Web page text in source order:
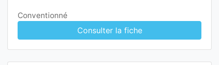
Conventionné
Consulter la fiche